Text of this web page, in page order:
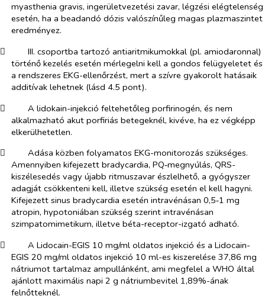
myasthenia gravis, ingerületvezetési zavar, légzési elégtelenség
esetén, ha a beadandó dózis valószínűleg magas plazmaszintet
eredményez.
​
III. csoportba tartozó antiaritmikumokkal (pl. amiodaronnal)
történő kezelés esetén mérlegelni kell a gondos felügyeletet és
a rendszeres EKG-ellenőrzést, mert a szívre gyakorolt hatásaik
additívak lehetnek (lásd 4.5 pont).
​
A lidokain-injekció feltehetőleg porfirinogén, és nem
alkalmazható akut porfiriás betegeknél, kivéve, ha ez végképp
elkerülhetetlen.
​
Adása közben folyamatos EKG-monitorozás szükséges.
Amennyiben kifejezett bradycardia, PQ‑megnyúlás, QRS-
kiszélesedés vagy újabb ritmuszavar észlelhető, a gyógyszer
adagját csökkenteni kell, illetve szükség esetén el kell hagyni.
Kifejezett sinus bradycardia esetén intravénásan 0,5‑1 mg
atropin, hypotoniában szükség szerint intravénásan
szimpatomimetikum, illetve béta-receptor-izgató adható.
​
A Lidocain-EGIS 10 mg/ml oldatos injekció és a Lidocain-
EGIS 20 mg/ml oldatos injekció 10 ml-es kiszerelése 37,86 mg
nátriumot tartalmaz ampullánként, ami megfelel a WHO által
ajánlott maximális napi 2 g nátriumbevitel 1,89%-ának
felnőtteknél.